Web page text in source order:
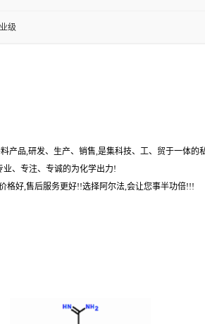
级
产品,研发、生产、销售,是集科技、工、贸于一体
、专注、专诚的为化学出力!
格好,售后服务更好!!选择阿尔法,会让您事半功倍!!!